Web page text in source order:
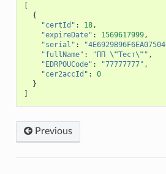
[
{
"certId" : 18,
"expireDate" : 1569617999,
"serial" :
"fullName" : "ПП \"Тест\" " ,
"EDRPOUCode" : "77777777" ,
"cer2accId" :
0
}
]
Previous